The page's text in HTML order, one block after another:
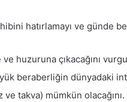
hatırlamayı ve günde
huzuruna çıkacağını
beraberliğin dünyadaki
takva) mümkün olacağını.